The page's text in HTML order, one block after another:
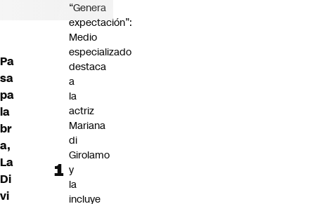
Pa
sa
pa
la
br
a,
La
Di
vi
“Genera
expectación”:
Medio
especializado
destaca
a
la
actriz
Mariana
di
Girolamo
y
la
incluye